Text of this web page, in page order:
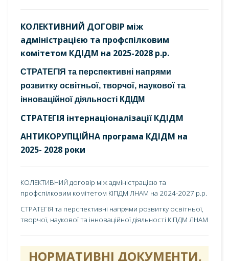
КОЛЕКТИВНИЙ ДОГОВІР між
адміністрацією та профспілковим
комітетом КДІДМ на 2025-2028 р.р.
СТРАТЕГІЯ та перспективні напрями
розвитку освітньої, творчої, наукової та
інноваційної діяльності КДІДМ
СТРАТЕГІЯ інтернаціоналізації КДІДМ
АНТИКОРУПЦІЙНА програма КДІДМ на
2025- 2028 роки
КОЛЕКТИВНИЙ договір між адміністрацією та
профспілковим комітетом КІПДМ ЛНАМ на 2024-2027 р.р.
CТРАТЕГІЯ та перспективні напрями розвитку освітньої,
творчої, наукової та інноваційної діяльності КІПДМ ЛНАМ
НОРМАТИВНІ ДОКУМЕНТИ,